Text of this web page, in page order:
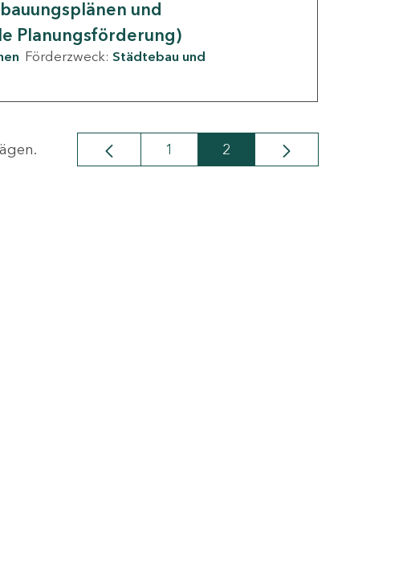
und
Planungsförderung)
Förderzweck: Städtebau und
Seite
1 Seite
2